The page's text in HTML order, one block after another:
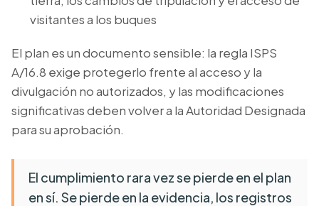
visitantes a los buques
El plan es un documento sensible: la regla ISPS
A/16.8 exige protegerlo frente al acceso y la
divulgación no autorizados, y las modificaciones
significativas deben volver a la Autoridad Designada
para su aprobación.
El cumplimiento rara vez se pierde en el plan
en sí. Se pierde en la evidencia, los registros